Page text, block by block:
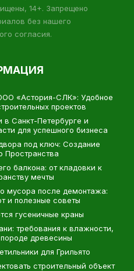
14+. Запрещено
без нашего
согласия.
«Астория-СЛК»: Удобное
проектов
в Санкт-Петербурге и
для успешного бизнеса
под ключ: Создание
Пространства
балкона: от кладовки к
мечты
мусора после демонтажа:
и полезные советы
гусеничные краны
требования к влажности,
древесины
для Грильято
строительный объект